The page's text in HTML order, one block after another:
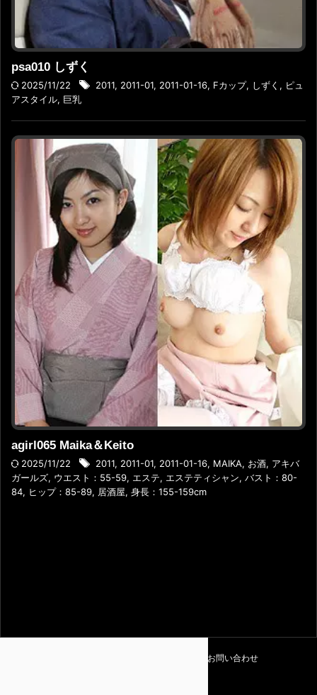
psa010 しずく
2025/11/22 2011, 2011-01, 2011-01-16, Fカップ, しずく , ピュ
アスタイル, 巨乳
agirl065 Maika＆Keito
2025/11/22 2011, 2011-01, 2011-01-16, MAIKA, お酒, アキバ
ガールズ, ウエスト：55-59, エステ, エステティシャン, バスト：80-
84, ヒップ：85-89, 居酒屋, 身長：155-159cm
お問い合わせ